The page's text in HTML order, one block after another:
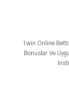
1win Online
Bonuslar Ve